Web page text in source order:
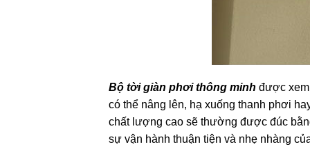
Bộ tời giàn phơi thông minh được
có thể nâng lên, hạ xuống thanh phơi
chất lượng cao sẽ thường được đúc
sự vận hành thuận tiện và nhẹ nhàng